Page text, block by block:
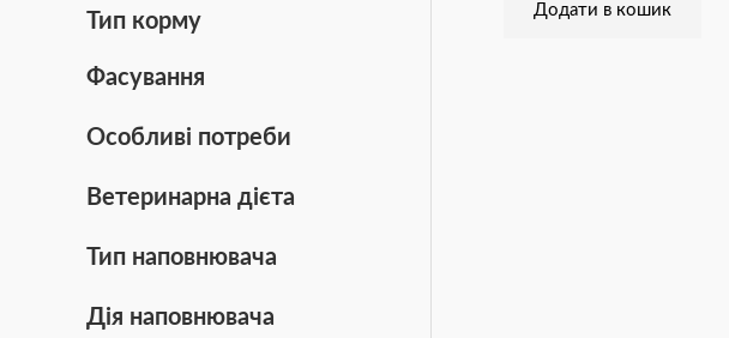
Тип корму
Фасування
Особливі потреби
Ветеринарна дієта
Тип наповнювача
Дія наповнювача
Додати в кошик